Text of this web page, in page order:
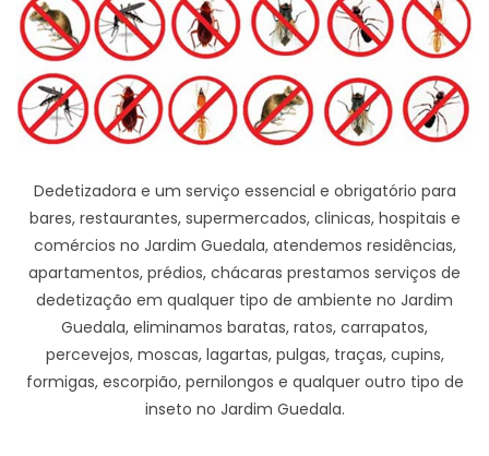
Dedetizadora e um serviço essencial e obrigatório para
bares, restaurantes, supermercados, clinicas, hospitais e
comércios no Jardim Guedala, atendemos residências,
apartamentos, prédios, chácaras prestamos serviços de
dedetização em qualquer tipo de ambiente no Jardim
Guedala, eliminamos baratas, ratos, carrapatos,
percevejos, moscas, lagartas, pulgas, traças, cupins,
formigas, escorpião, pernilongos e qualquer outro tipo de
inseto no Jardim Guedala.